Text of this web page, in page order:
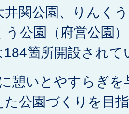
井関公園、りんく
う公園（府営公園
184箇所開設されて
憩いとやすらぎを
た公園づくりを目